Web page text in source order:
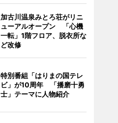
加古川温泉みとろ荘がリニ
ューアルオープン 「心機
一転」1階フロア、脱衣所な
ど改修
特別番組「はりまの国テレ
ビ」が10周年 「播磨十勇
士」テーマに人物紹介